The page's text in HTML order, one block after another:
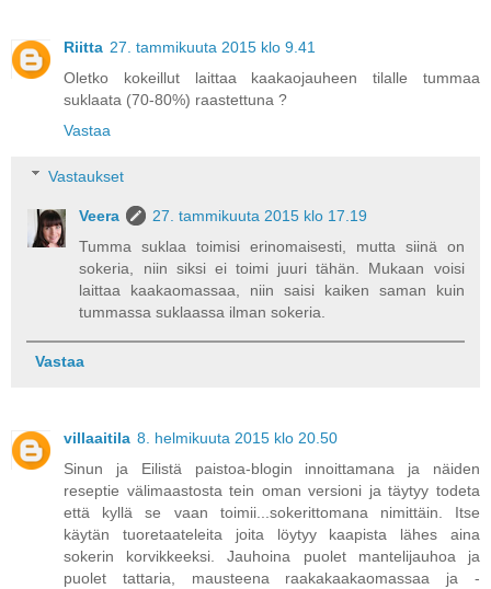
Riitta 27. tammikuuta 2015 klo 9.41
Oletko kokeillut laittaa kaakaojauheen tilalle tummaa
suklaata (70-80%) raastettuna ?
Vastaa
Vastaukset
Veera
27. tammikuuta 2015 klo 17.19
Tumma suklaa toimisi erinomaisesti, mutta siinä on
sokeria, niin siksi ei toimi juuri tähän. Mukaan voisi
laittaa kaakaomassaa, niin saisi kaiken saman kuin
tummassa suklaassa ilman sokeria.
Vastaa
villaaitila 8. helmikuuta 2015 klo 20.50
Sinun ja Eilistä paistoa-blogin innoittamana ja näiden
reseptie välimaastosta tein oman versioni ja täytyy todeta
että kyllä se vaan toimii...sokerittomana nimittäin. Itse
käytän tuoretaateleita joita löytyy kaapista lähes aina
sokerin korvikkeeksi. Jauhoina puolet mantelijauhoa ja
puolet tattaria, mausteena raakakaakaomassaa ja -